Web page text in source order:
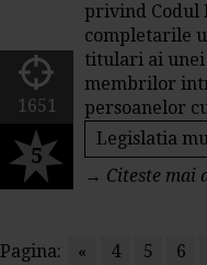
privind Codul
completarile
titulari ai
membrilor
persoanelor
Legislatia
→ Citeste mai
1651
5
Pagina: « 4 5 6